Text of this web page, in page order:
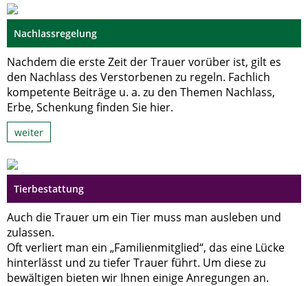
Nachlassregelung
Nachdem die erste Zeit der Trauer vorüber ist, gilt es
den Nachlass des Verstorbenen zu regeln. Fachlich
kompetente Beiträge u. a. zu den Themen Nachlass,
Erbe, Schenkung finden Sie hier.
weiter
Tierbestattung
Auch die Trauer um ein Tier muss man ausleben und
zulassen.
Oft verliert man ein „Familienmitglied“, das eine Lücke
hinterlässt und zu tiefer Trauer führt. Um diese zu
bewältigen bieten wir Ihnen einige Anregungen an.